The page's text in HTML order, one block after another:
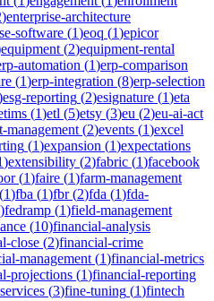
)enterprise-architecture
software (1)eoq (1)epicor
equipment (2)equipment-rental
automation (1)erp-comparison
(1)erp-integration (8)erp-selection
esg-reporting (2)esignature (1)eta
(1)etl (5)etsy (3)eu (2)eu-ai-act
management (2)events (1)excel
(1)expansion (1)expectations
)extensibility (2)fabric (1)facebook
(1)faire (1)farm-management
(1)fba (1)fbr(2)fda (1)fda-
)fedramp (1)field-management
(10)financial-analysis
close (2)financial-crime
management (1)financial-metrics
projections (1)financial-reporting
(3)fine-tuning (1)fintech